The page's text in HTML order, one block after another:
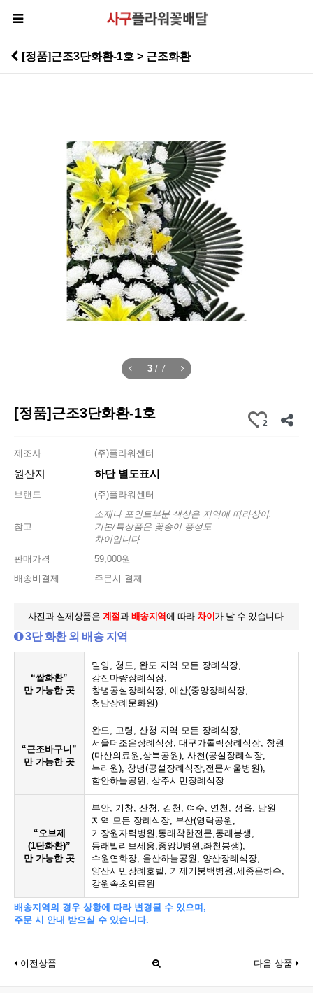
[정품]근조3단화환-1호 > 근조화환
3 / 7
[정품]근조3단화환-1호
2
제조사 (주)플라워센터
원산지 하단 별도표시
브랜드 (주)플라워센터
참고
소재나 포인트부분 색상은 지역에 따라상이.
기본/특상품은 꽃송이 풍성도
차이입니다.
판매가격
59,000원
배송비결제
주문시 결제
사진과 실제상품은 계절과 배송지역에 따라 차이 가 날 수 있습니다.
3단 화환 외 배송 지역
“쌀화환”
만 가능한 곳
밀양, 청도, 완도 지역 모든 장례식장,
강진마량장례식장,
창녕공설장례식장, 예산(중앙장례식장,
청담장례문화원)
“근조바구니”
만 가능한 곳
완도, 고령, 산청 지역 모든 장례식장,
서울더조은장례식장, 대구가톨릭장례식장, 창원
(마산의료원,상복공원), 사천(공설장례식장,
누리원), 창녕(공설장례식장,전문서울병원),
함안하늘공원, 상주시민장례식장
“오브제
(1단화환)”
만 가능한 곳
부안, 거창, 산청, 김천, 여수, 연천, 정읍, 남원
지역 모든 장례식장, 부산(영락공원,
기장원자력병원,동래착한전문,동래봉생,
동래빌리브세웅,중앙U병원,좌천봉생),
수원연화장, 울산하늘공원, 양산장례식장,
양산시민장례호텔, 거제거붕백병원,세종은하수,
강원속초의료원
배송지역의 경우 상황에 따라 변경될 수 있으며,
주문 시 안내 받으실 수 있습니다.
이전상품 다음 상품